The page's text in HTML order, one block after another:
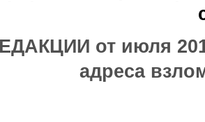
от июля
адреса